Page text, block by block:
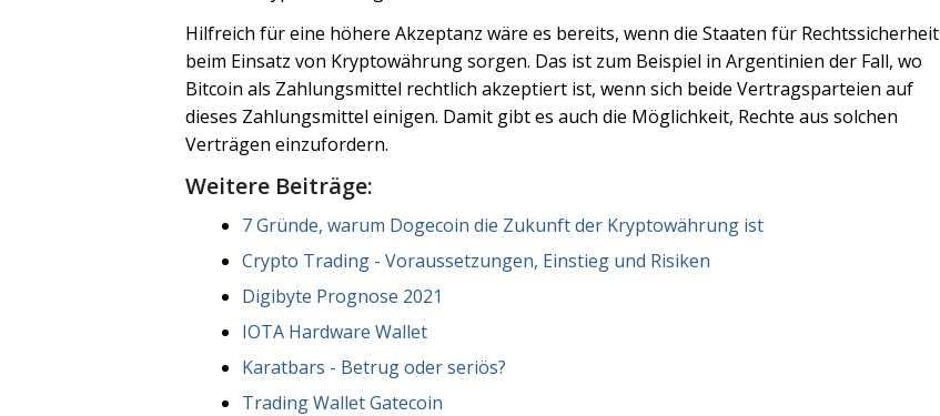
Hilfreich für eine höhere Akzeptanz wäre es bereits, wenn die Staaten für Rechtssicherheit
beim Einsatz von Kryptowährung sorgen. Das ist zum Beispiel in Argentinien der Fall, wo
Bitcoin als Zahlungsmittel rechtlich akzeptiert ist, wenn sich beide Vertragsparteien auf
dieses Zahlungsmittel einigen. Damit gibt es auch die Möglichkeit, Rechte aus solchen
Verträgen einzufordern.
Weitere Beiträge:
7 Gründe, warum Dogecoin die Zukunft der Kryptowährung ist
Crypto Trading - Voraussetzungen, Einstieg und Risiken
Digibyte Prognose 2021
IOTA Hardware Wallet
Karatbars - Betrug oder seriös?
Trading Wallet Gatecoin